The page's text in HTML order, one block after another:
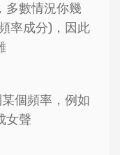
多數情況你幾
率成分)，因此
個頻率，例如
女聲